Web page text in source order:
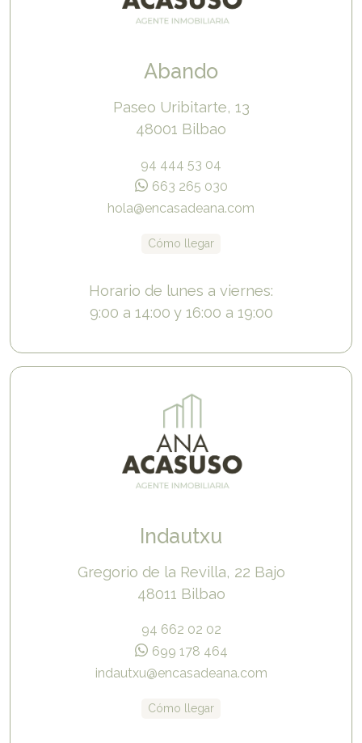
Abando
Paseo Uribitarte, 13
48001 Bilbao
94 444 53 04
663 265 030
hola@encasadeana.com
Cómo llegar
Horario de lunes a viernes:
9:00 a 14:00 y 16:00 a 19:00
Indautxu
Gregorio de la Revilla, 22 Bajo
48011 Bilbao
94 662 02 02
699 178 464
indautxu@encasadeana.com
Cómo llegar